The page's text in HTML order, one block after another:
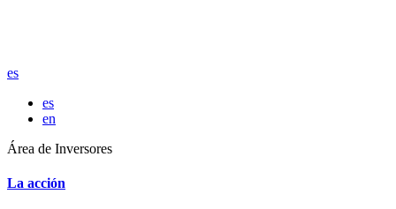
es
es
en
Área de Inversores
La acción